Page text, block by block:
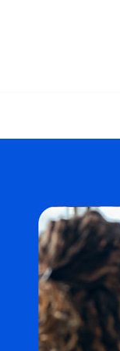
Ihr Ziel ist